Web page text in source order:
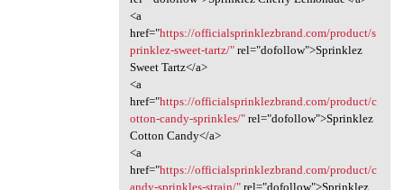
<a
href="https://officialsprinklezbrand.com/product/s
prinklez-sweet-tartz/"rel="dofollow">Sprinklez
Sweet Tartz</a>
<a
href="https://officialsprinklezbrand.com/product/c
otton-candy-sprinkles/"rel="dofollow">Sprinklez
Cotton Candy</a>
<a
href="https://officialsprinklezbrand.com/product/c
andy-sprinkles-strain/"rel="dofollow">Sprinklez